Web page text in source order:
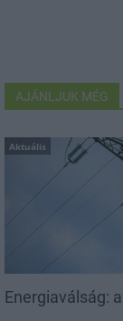
AJÁNLJUK MÉG
Aktuális
Energiaválság: